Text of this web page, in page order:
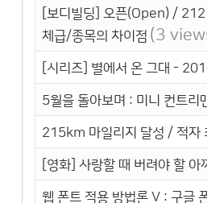
[보디빌딩] 오픈(Open) /
체급/종목의 차이점 (3
[시리즈] 별에서 온 그대 -
5월을 돌아보며 : 미니 컨트
215km 마일리지 달성 / 적자
[영화] 사랑할 때 버려야 할
웹 폰트 적용 방법론 V : 구글